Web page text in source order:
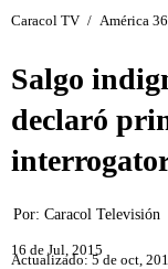
Caracol TV / América
Salgo
declaró
Por: Caracol Televisión
16 de Jul, 2015
Actualizado: 5 de oct,